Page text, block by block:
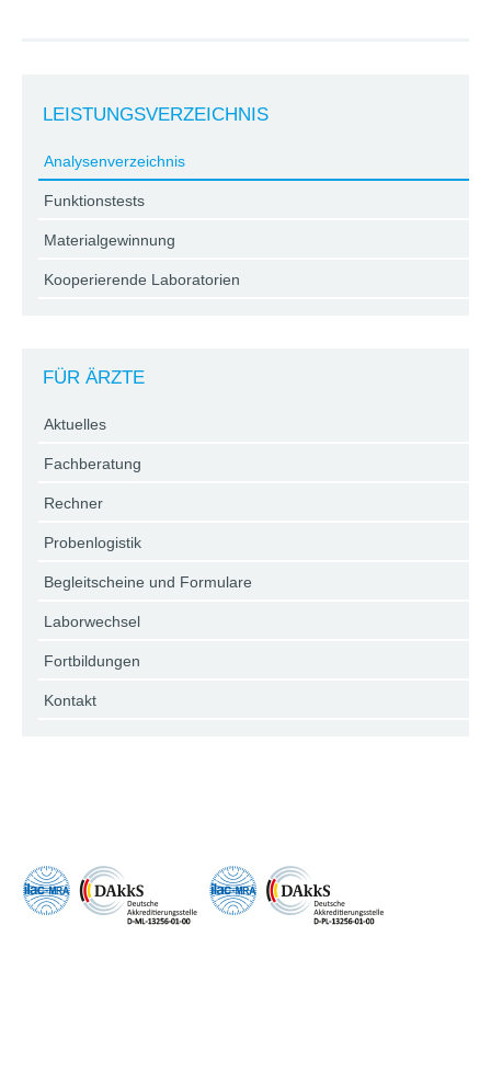
LEISTUNGSVERZEICHNIS
Analysenverzeichnis
Funktionstests
Materialgewinnung
Kooperierende Laboratorien
FÜR ÄRZTE
Aktuelles
Fachberatung
Rechner
Probenlogistik
Begleitscheine und Formulare
Laborwechsel
Fortbildungen
Kontakt